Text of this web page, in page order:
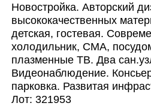
Новостройка. Авторский
высококачественных
детская, гостевая.
холодильник, СМА,
плазменные ТВ. Два
Видеонаблюдение.
парковка. Развитая
Лот: 321953